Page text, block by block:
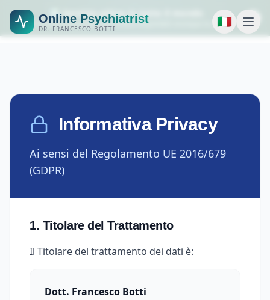
🌍 Servizio attivo in tutto il mondo
Consulenze psichiatriche online disponibili ovunque tu sia.
Online Psychiatrist
DR. FRANCESCO BOTTI 🇮🇹
Informativa Privacy
Ai sensi del Regolamento UE 2016/679
(GDPR)
1. Titolare del Trattamento
Il Titolare del trattamento dei dati è:
Dott. Francesco Botti